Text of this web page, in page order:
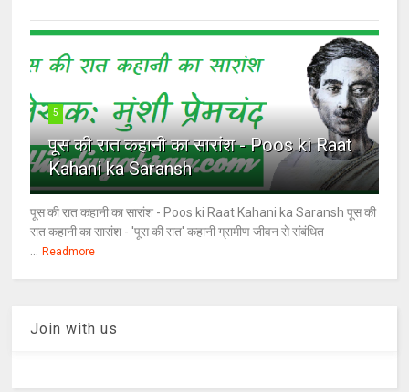
5
पूस की रात कहानी का सारांश - Poos ki Raat
Kahani ka Saransh
पूस की रात कहानी का सारांश - Poos ki Raat Kahani ka Saransh पूस की
रात कहानी का सारांश - 'पूस की रात' कहानी ग्रामीण जीवन से संबंधित
Readmore
Join with us